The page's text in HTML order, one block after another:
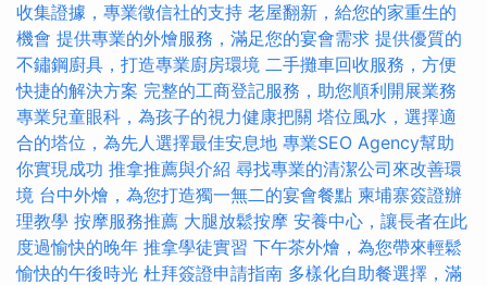
收集證據，專業徵信社的支持 老屋翻新，給您的家重生的
機會 提供專業的外燴服務，滿足您的宴會需求 提供優質的
不鏽鋼廚具，打造專業廚房環境 二手攤車回收服務，方便
快捷的解決方案 完整的工商登記服務，助您順利開展業務
專業兒童眼科，為孩子的視力健康把關 塔位風水，選擇適
合的塔位，為先人選擇最佳安息地 專業SEO Agency幫助
你實現成功 推拿推薦與介紹 尋找專業的清潔公司來改善環
境 台中外燴，為您打造獨一無二的宴會餐點 柬埔寨簽證辦
理教學 按摩服務推薦 大腿放鬆按摩 安養中心，讓長者在此
度過愉快的晚年 推拿學徒實習 下午茶外燴，為您帶來輕鬆
愉快的午後時光 杜拜簽證申請指南 多樣化自助餐選擇，滿